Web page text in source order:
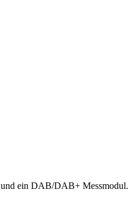
und ein DAB/DAB+ Messmodul.